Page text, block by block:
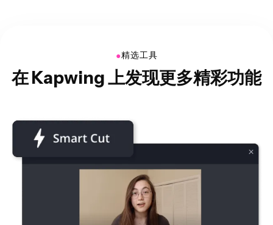
●精选工具
在 Kapwing 上发现更多精彩功能